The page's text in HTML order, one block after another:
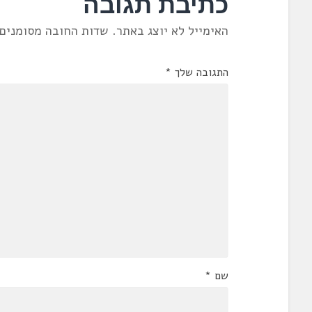
האימייל לא יוצג באתר. שדות החובה
התגובה שלך *
שם *